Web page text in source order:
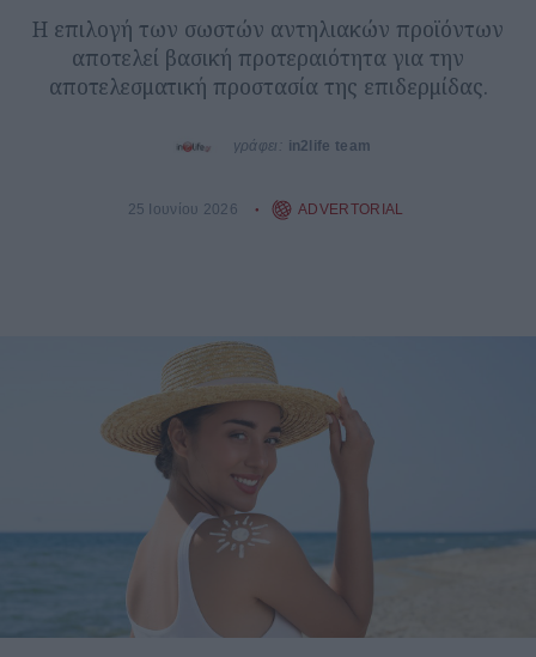
Η επιλογή των σωστών αντηλιακών προϊόντων
αποτελεί βασική προτεραιότητα για την
αποτελεσματική προστασία της επιδερμίδας.
γράφει: in2life team
25 Ιουνίου 2026 ADVERTORIAL